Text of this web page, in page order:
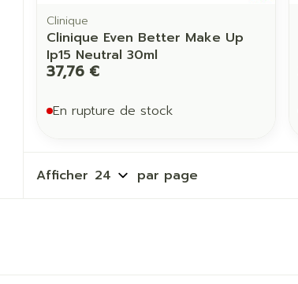
Clinique
Clinique Even Better Make Up
Ip15 Neutral 30ml
37,76 €
En rupture de stock
Afficher par page